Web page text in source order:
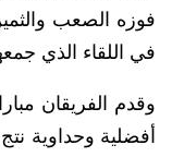
في اللقاء الذي
وقدم الفريقان
أفضلية وحداوية